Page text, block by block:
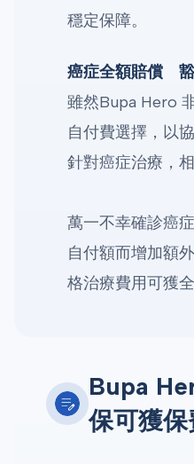
穩定保障。
癌症全額賠償 豁
雖然Bupa Hero
自付費選擇，以
針對癌症治療，
萬一不幸確診癌
自付額而增加額
格治療費用可獲全
Bupa
保可獲